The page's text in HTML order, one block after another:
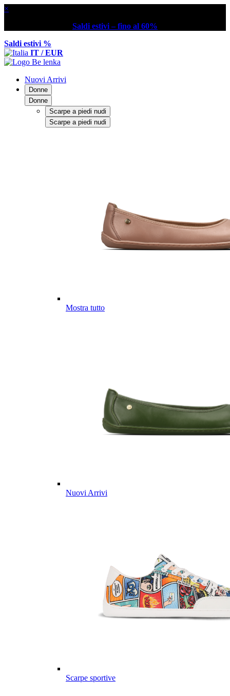
×
Saldi estivi – fino al 60%
Saldi estivi %
IT / EUR
Nuovi Arrivi
Donne
Donne
Scarpe a piedi nudi
Scarpe a piedi nudi
Mostra tutto
Nuovi Arrivi
Scarpe sportive